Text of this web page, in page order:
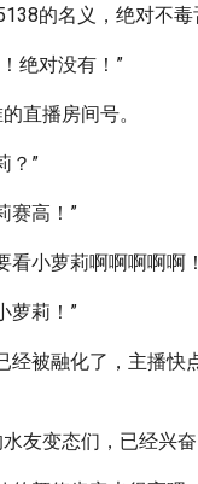
的名义，绝对不毒
绝对没有！”
直播房间号。
？”
赛高！”
看小萝莉啊啊啊啊啊
萝莉！”
经被融化了，主播快
友变态们，已经兴奋